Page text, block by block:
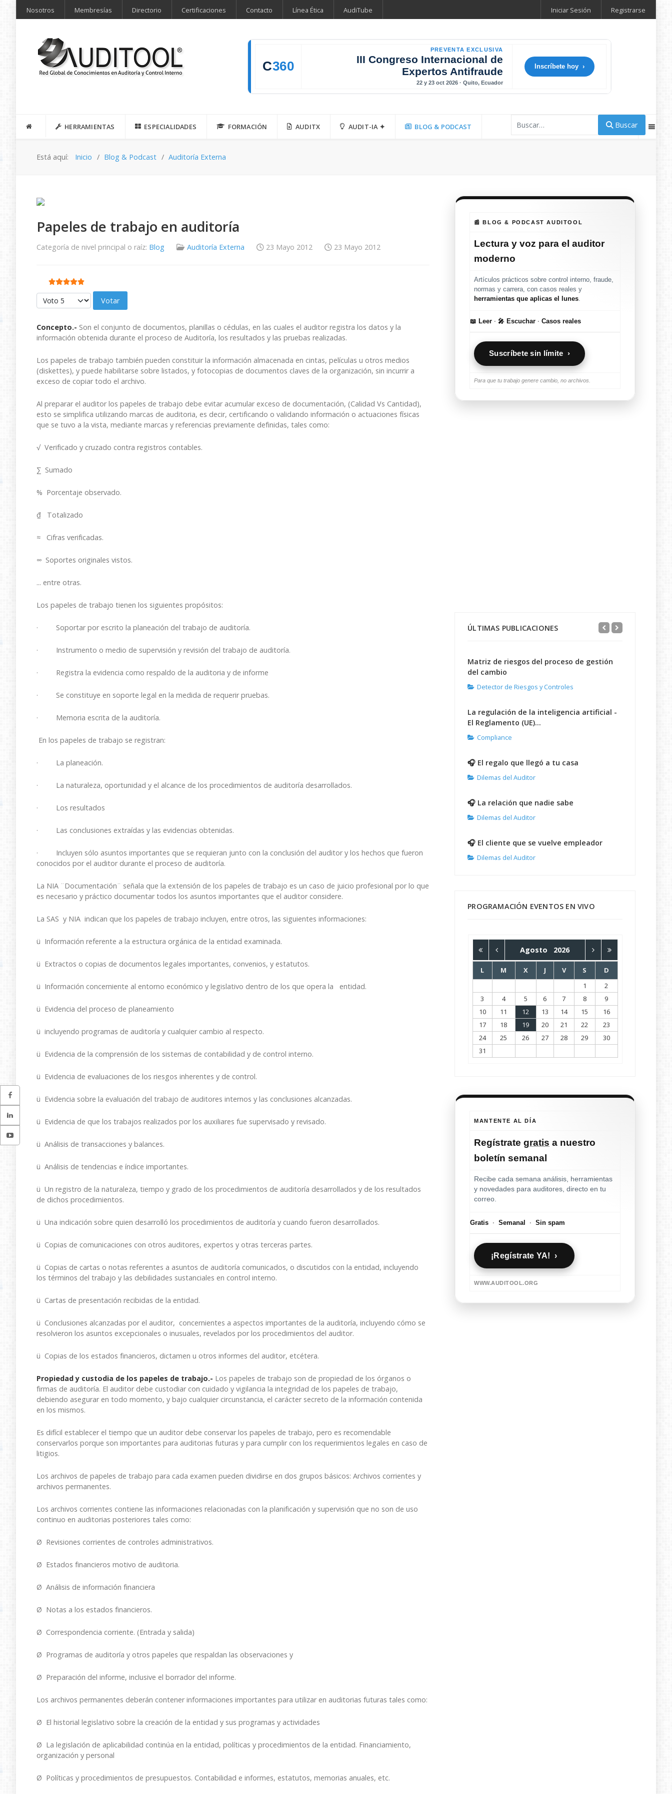
Nosotros Membresías Directorio Certificaciones Contacto Línea Ética AudiTube Iniciar Sesión Registrarse
C360
PREVENTA EXCLUSIVA
III Congreso Internacional de
Expertos Antifraude
22 y 23 oct 2026 · Quito, Ecuador
Inscríbete hoy ›
HERRAMIENTAS ESPECIALIDADES FORMACIÓN AUDITX AUDIT-IA ✦ BLOG & PODCAST Buscar
Está aquí: Inicio Blog & Podcast Auditoría Externa
Papeles de trabajo en auditoría
Categoría de nivel principal o raíz: Blog Auditoría Externa 23 Mayo 2012 23 Mayo 2012
Ratio:5/5
Por favor, vote
Concepto.- Son el conjunto de documentos, planillas o cédulas, en las cuales el auditor registra los datos y la
información obtenida durante el proceso de Auditoría, los resultados y las pruebas realizadas.
Los papeles de trabajo también pueden constituir la información almacenada en cintas, películas u otros medios
(diskettes), y puede habilitarse sobre listados, y fotocopias de documentos claves de la organización, sin incurrir a
exceso de copiar todo el archivo.
Al preparar el auditor los papeles de trabajo debe evitar acumular exceso de documentación, (Calidad Vs Cantidad),
esto se simplifica utilizando marcas de auditoria, es decir, certificando o validando información o actuaciones físicas
que se tuvo a la vista, mediante marcas y referencias previamente definidas, tales como:
√ Verificado y cruzado contra registros contables.
∑ Sumado
% Porcentaje observado.
₫ Totalizado
≈ Cifras verificadas.
∞ Soportes originales vistos.
... entre otras.
Los papeles de trabajo tienen los siguientes propósitos:
· Soportar por escrito la planeación del trabajo de auditoría.
· Instrumento o medio de supervisión y revisión del trabajo de auditoría.
· Registra la evidencia como respaldo de la auditoria y de informe
· Se constituye en soporte legal en la medida de requerir pruebas.
· Memoria escrita de la auditoría.
En los papeles de trabajo se registran:
· La planeación.
· La naturaleza, oportunidad y el alcance de los procedimientos de auditoría desarrollados.
· Los resultados
· Las conclusiones extraídas y las evidencias obtenidas.
· Incluyen sólo asuntos importantes que se requieran junto con la conclusión del auditor y los hechos que fueron
conocidos por el auditor durante el proceso de auditoría.
La NIA ¨Documentación¨ señala que la extensión de los papeles de trabajo es un caso de juicio profesional por lo que
es necesario y práctico documentar todos los asuntos importantes que el auditor considere.
La SAS y NIA indican que los papeles de trabajo incluyen, entre otros, las siguientes informaciones:
ü Información referente a la estructura orgánica de la entidad examinada.
ü Extractos o copias de documentos legales importantes, convenios, y estatutos.
ü Información concerniente al entorno económico y legislativo dentro de los que opera la entidad.
ü Evidencia del proceso de planeamiento
ü incluyendo programas de auditoría y cualquier cambio al respecto.
ü Evidencia de la comprensión de los sistemas de contabilidad y de control interno.
ü Evidencia de evaluaciones de los riesgos inherentes y de control.
ü Evidencia sobre la evaluación del trabajo de auditores internos y las conclusiones alcanzadas.
ü Evidencia de que los trabajos realizados por los auxiliares fue supervisado y revisado.
ü Análisis de transacciones y balances.
ü Análisis de tendencias e índice importantes.
ü Un registro de la naturaleza, tiempo y grado de los procedimientos de auditoría desarrollados y de los resultados
de dichos procedimientos.
ü Una indicación sobre quien desarrolló los procedimientos de auditoría y cuando fueron desarrollados.
ü Copias de comunicaciones con otros auditores, expertos y otras terceras partes.
ü Copias de cartas o notas referentes a asuntos de auditoría comunicados, o discutidos con la entidad, incluyendo
los términos del trabajo y las debilidades sustanciales en control interno.
ü Cartas de presentación recibidas de la entidad.
ü Conclusiones alcanzadas por el auditor, concernientes a aspectos importantes de la auditoría, incluyendo cómo se
resolvieron los asuntos excepcionales o inusuales, revelados por los procedimientos del auditor.
ü Copias de los estados financieros, dictamen u otros informes del auditor, etcétera.
Propiedad y custodia de los papeles de trabajo.- Los papeles de trabajo son de propiedad de los órganos o
firmas de auditoría. El auditor debe custodiar con cuidado y vigilancia la integridad de los papeles de trabajo,
debiendo asegurar en todo momento, y bajo cualquier circunstancia, el carácter secreto de la información contenida
en los mismos.
Es difícil establecer el tiempo que un auditor debe conservar los papeles de trabajo, pero es recomendable
conservarlos porque son importantes para auditorias futuras y para cumplir con los requerimientos legales en caso de
litigios.
Los archivos de papeles de trabajo para cada examen pueden dividirse en dos grupos básicos: Archivos corrientes y
archivos permanentes.
Los archivos corrientes contiene las informaciones relacionadas con la planificación y supervisión que no son de uso
continuo en auditorias posteriores tales como:
Ø Revisiones corrientes de controles administrativos.
Ø Estados financieros motivo de auditoria.
Ø Análisis de información financiera
Ø Notas a los estados financieros.
Ø Correspondencia corriente. (Entrada y salida)
Ø Programas de auditoría y otros papeles que respaldan las observaciones y
Ø Preparación del informe, inclusive el borrador del informe.
Los archivos permanentes deberán contener informaciones importantes para utilizar en auditorias futuras tales como:
Ø El historial legislativo sobre la creación de la entidad y sus programas y actividades
Ø La legislación de aplicabilidad continúa en la entidad, políticas y procedimientos de la entidad. Financiamiento,
organización y personal
Ø Políticas y procedimientos de presupuestos. Contabilidad e informes, estatutos, memorias anuales, etc.
📰 BLOG & PODCAST AUDITOOL
Lectura y voz para el auditor
moderno
Artículos prácticos sobre control interno, fraude,
normas y carrera, con casos reales y
herramientas que aplicas el lunes
📖 Leer · 🎤 Escuchar · Casos reales
Suscríbete sin límite ›
Para que tu trabajo genere cambio, no archivos.
ÚLTIMAS PUBLICACIONES
Matriz de riesgos del proceso de gestión
del cambio
Detector de Riesgos y Controles
La regulación de la inteligencia artificial -
El Reglamento (UE)...
Compliance
🎧 El regalo que llegó a tu casa
Dilemas del Auditor
🎧 La relación que nadie sabe
Dilemas del Auditor
🎧 El cliente que se vuelve empleador
Dilemas del Auditor
PROGRAMACIÓN EVENTOS EN VIVO
Agosto 2026
L M X J V S
D
1
2
3
4 5 6 7 8
9
10
11 12 13 14 15
16
17
18 19 20 21 22
23
24
25 26 27 28 29
30
31
MANTENTE AL DÍA
Regístrategratis a nuestro
boletín semanal
Recibe cada semana análisis, herramientas
y novedades para auditores, directo en tu
correo.
Gratis · Semanal · Sin spam
¡Regístrate YA! ›
WWW.AUDITOOL.ORG